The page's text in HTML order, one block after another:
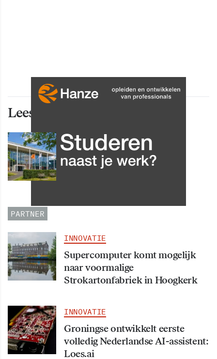
Lees ook deze artikelen
INNOVATIE
Grip op data en informatie:
Leergang Data en
PARTNER
INNOVATIE
Supercomputer komt mogelijk
naar voormalige
Strokartonfabriek in Hoogkerk
INNOVATIE
Groningse ontwikkelt eerste
volledig Nederlandse AI-assistent:
Loes.ai